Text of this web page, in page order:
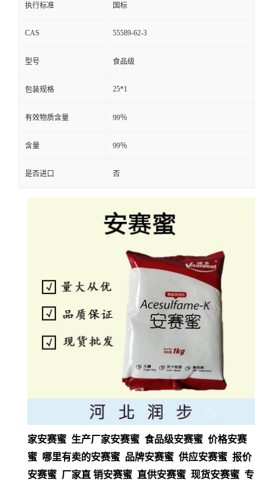
执行标准 国标
CAS 55589-62-3
型号 食品级
包装规格 25*1
有效物质含量 99％
含量 99％
是否进口 否
家安赛蜜 生产厂家安赛蜜 食品级安赛蜜 价格安赛
蜜 哪里有卖的安赛蜜 品牌安赛蜜 供应安赛蜜 报价
安赛蜜 厂家直 销安赛蜜 直供安赛蜜 现货安赛蜜 专